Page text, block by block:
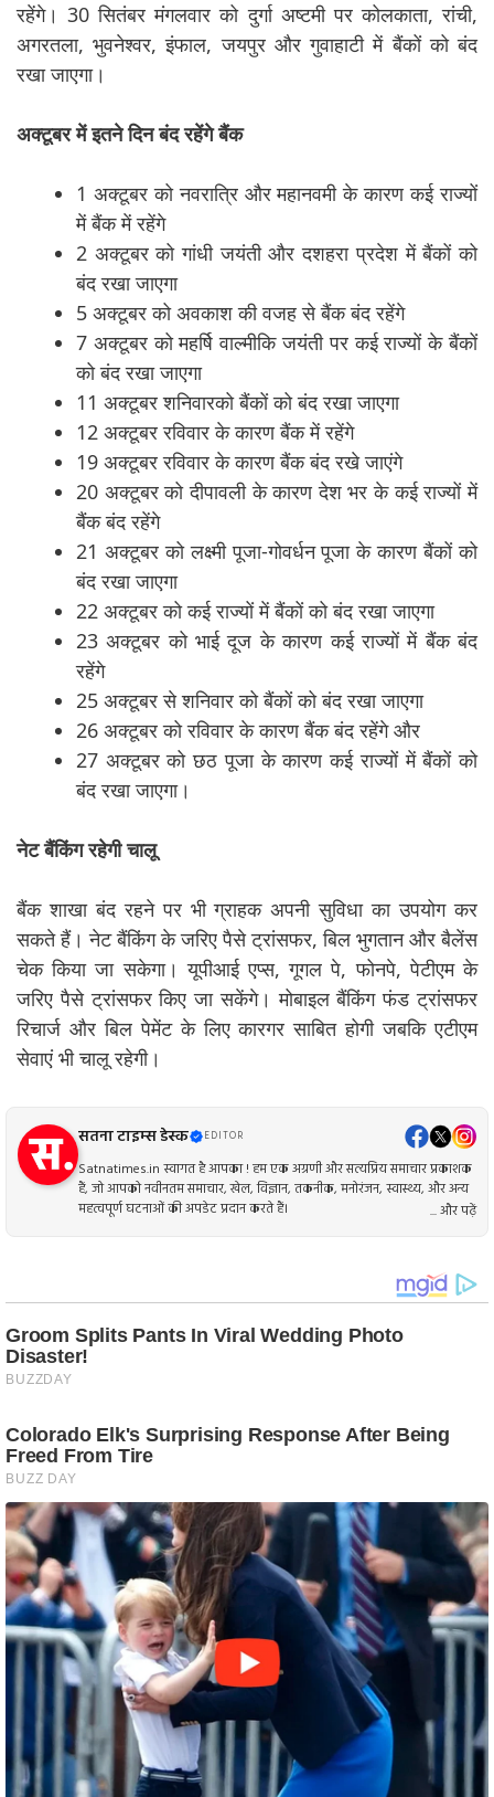
रहेंगे। 30 सितंबर मंगलवार को दुर्गा अष्टमी पर कोलकाता, रांची,
अगरतला, भुवनेश्वर, इंफाल, जयपुर और गुवाहाटी में बैंकों को बंद
रखा जाएगा।
अक्टूबर में इतने दिन बंद रहेंगे बैंक
1 अक्टूबर को नवरात्रि और महानवमी के कारण कई राज्यों
में बैंक में रहेंगे
2 अक्टूबर को गांधी जयंती और दशहरा प्रदेश में बैंकों को
बंद रखा जाएगा
5 अक्टूबर को अवकाश की वजह से बैंक बंद रहेंगे
7 अक्टूबर को महर्षि वाल्मीकि जयंती पर कई राज्यों के बैंकों
को बंद रखा जाएगा
11 अक्टूबर शनिवारको बैंकों को बंद रखा जाएगा
12 अक्टूबर रविवार के कारण बैंक में रहेंगे
19 अक्टूबर रविवार के कारण बैंक बंद रखे जाएंगे
20 अक्टूबर को दीपावली के कारण देश भर के कई राज्यों में
बैंक बंद रहेंगे
21 अक्टूबर को लक्ष्मी पूजा-गोवर्धन पूजा के कारण बैंकों को
बंद रखा जाएगा
22 अक्टूबर को कई राज्यों में बैंकों को बंद रखा जाएगा
23 अक्टूबर को भाई दूज के कारण कई राज्यों में बैंक बंद
रहेंगे
25 अक्टूबर से शनिवार को बैंकों को बंद रखा जाएगा
26 अक्टूबर को रविवार के कारण बैंक बंद रहेंगे और
27 अक्टूबर को छठ पूजा के कारण कई राज्यों में बैंकों को
बंद रखा जाएगा।
नेट बैंकिंग रहेगी चालू
बैंक शाखा बंद रहने पर भी ग्राहक अपनी सुविधा का उपयोग कर
सकते हैं। नेट बैंकिंग के जरिए पैसे ट्रांसफर, बिल भुगतान और बैलेंस
चेक किया जा सकेगा। यूपीआई एप्स, गूगल पे, फोनपे, पेटीएम के
जरिए पैसे ट्रांसफर किए जा सकेंगे। मोबाइल बैंकिंग फंड ट्रांसफर
रिचार्ज और बिल पेमेंट के लिए कारगर साबित होगी जबकि एटीएम
सेवाएं भी चालू रहेगी।
सतना टाइम्स डेस्क EDITOR
Satnatimes.in स्वागत है आपका ! हम एक अग्रणी और सत्यप्रिय समाचार प्रकाशक
हैं, जो आपको नवीनतम समाचार, खेल, विज्ञान, तकनीक, मनोरंजन, स्वास्थ्य, और अन्य
महत्वपूर्ण घटनाओं की अपडेट प्रदान करते हैं।
... और पढ़ें